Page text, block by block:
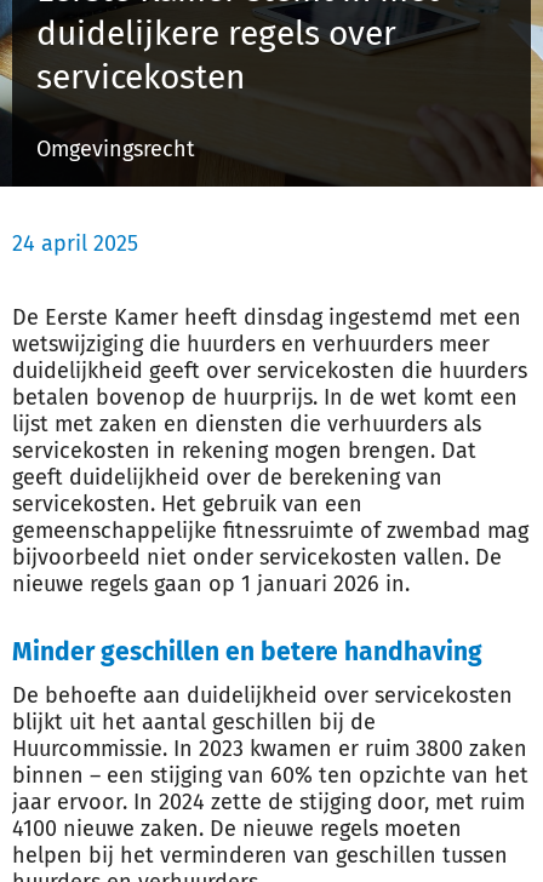
Inloggen
Registreren
duidelijkere regels over
servicekosten
Omgevingsrecht
24 april 2025
De Eerste Kamer heeft dinsdag ingestemd met een
wetswijziging die huurders en verhuurders meer
duidelijkheid geeft over servicekosten die huurders
betalen bovenop de huurprijs. In de wet komt een
lijst met zaken en diensten die verhuurders als
servicekosten in rekening mogen brengen. Dat
geeft duidelijkheid over de berekening van
servicekosten. Het gebruik van een
gemeenschappelijke fitnessruimte of zwembad mag
bijvoorbeeld niet onder servicekosten vallen. De
nieuwe regels gaan op 1 januari 2026 in.
Minder geschillen en betere handhaving
De behoefte aan duidelijkheid over servicekosten
blijkt uit het aantal geschillen bij de
Huurcommissie. In 2023 kwamen er ruim 3800 zaken
binnen – een stijging van 60% ten opzichte van het
jaar ervoor. In 2024 zette de stijging door, met ruim
4100 nieuwe zaken. De nieuwe regels moeten
helpen bij het verminderen van geschillen tussen